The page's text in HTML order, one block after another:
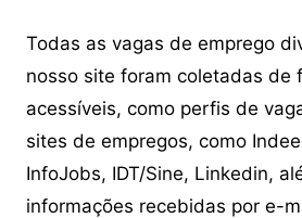
Todas as vagas de emprego
nosso site foram coletadas de
acessíveis, como perfis de
sites de empregos, como
InfoJobs, IDT/Sine, Linkedin,
informações recebidas por e-